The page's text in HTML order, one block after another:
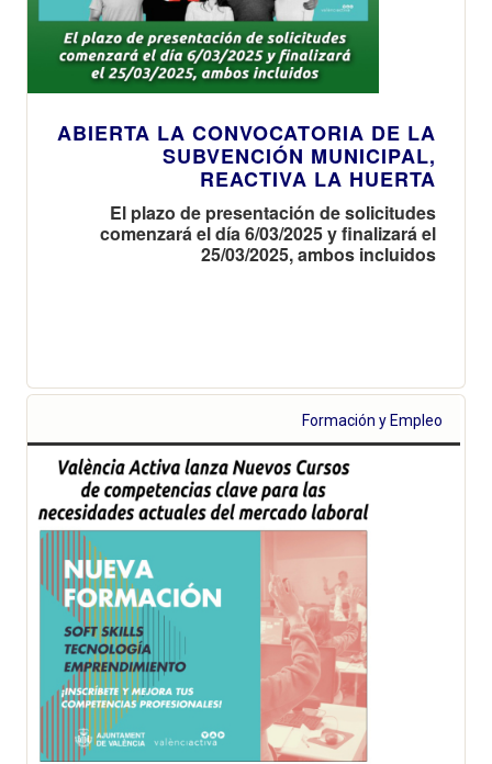
ABIERTA LA CONVOCATORIA DE LA
SUBVENCIÓN MUNICIPAL,
REACTIVA LA HUERTA
El plazo de presentación de solicitudes
comenzará el día 6/03/2025 y finalizará el
25/03/2025, ambos incluidos
Formación y Empleo